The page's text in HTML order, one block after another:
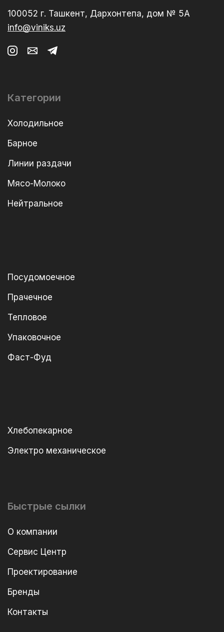
100052 г. Ташкент, Дархонтепа, дом № 5А
info@viniks.uz
Категории
Холодильное
Барное
Линии раздачи
Мясо-Молоко
Нейтральное
Посудомоечное
Прачечное
Тепловое
Упаковочное
Фаст-Фуд
Хлебопекарное
Электро механическое
Быстрые сылки
О компании
Сервис Центр
Проектирование
Бренды
Контакты